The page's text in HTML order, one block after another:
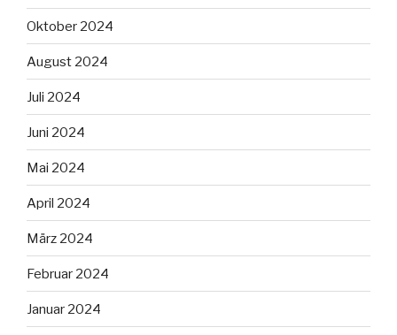
Oktober 2024
August 2024
Juli 2024
Juni 2024
Mai 2024
April 2024
März 2024
Februar 2024
Januar 2024